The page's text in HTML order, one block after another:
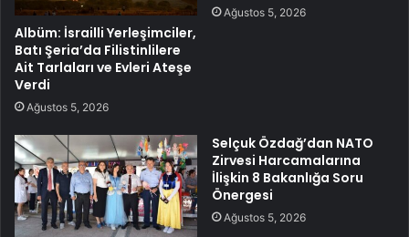
Albüm: İsrailli Yerleşimciler,
Batı Şeria’da Filistinlilere
Ait Tarlaları ve Evleri Ateşe
Verdi
Ağustos 5, 2026
Ağustos 5, 2026
Selçuk Özdağ’dan NATO
Zirvesi Harcamalarına
İlişkin 8 Bakanlığa Soru
Önergesi
Ağustos 5, 2026